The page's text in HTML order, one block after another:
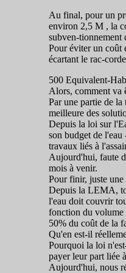
Au final, pour un
environ 2,5 M , la
subven-tionnement
Pour éviter un coût
écartant le rac-
500 Equivalent-
Alors, comment va
Par une partie de
meilleure des
Depuis la loi sur
son budget de
travaux liés à
Aujourd'hui, faute
mois à venir.
Pour finir, juste
Depuis la LEMA,
l'eau doit couvrir
fonction du volume
50% du coût de la
Qu'en est-il
Pourquoi la loi
payer leur part liée
Aujourd'hui, nous